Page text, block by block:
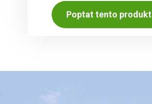
Poptat tento produkt